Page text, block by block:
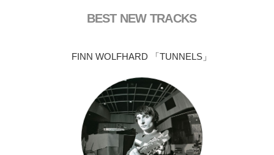
BEST NEW TRACKS
FINN WOLFHARD 「TUNNELS」